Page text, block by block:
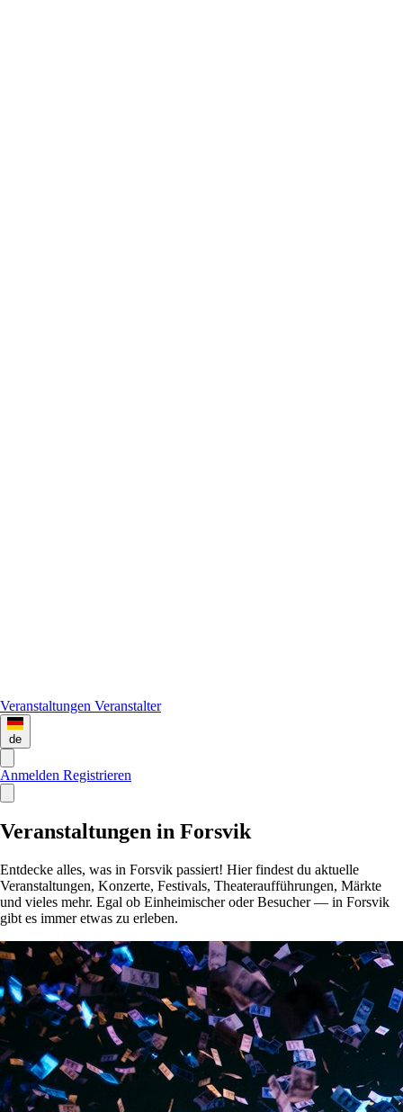
Veranstaltungen Veranstalter
de
Anmelden Registrieren
Veranstaltungen in Forsvik
Entdecke alles, was in Forsvik passiert! Hier findest du aktuelle
Veranstaltungen, Konzerte, Festivals, Theateraufführungen, Märkte
und vieles mehr. Egal ob Einheimischer oder Besucher — in Forsvik
gibt es immer etwas zu erleben.